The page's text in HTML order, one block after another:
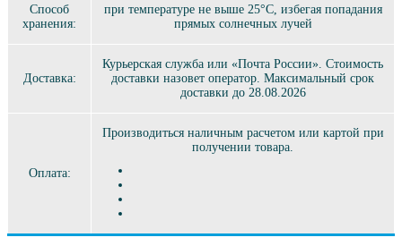
Способ
хранения:
при температуре не выше 25°C, избегая попадания
прямых солнечных лучей
Доставка:
Курьерская служба или «Почта России». Стоимость
доставки назовет оператор. Максимальный срок
доставки до 28.08.2026
Оплата:
Производиться наличным расчетом или картой при
получении товара.